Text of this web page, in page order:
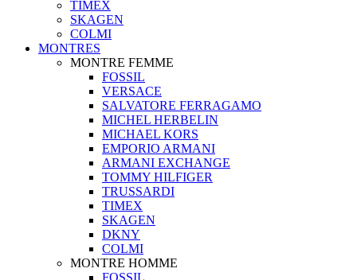
TIMEX
SKAGEN
COLMI
MONTRES
MONTRE FEMME
FOSSIL
VERSACE
SALVATORE FERRAGAMO
MICHEL HERBELIN
MICHAEL KORS
EMPORIO ARMANI
ARMANI EXCHANGE
TOMMY HILFIGER
TRUSSARDI
TIMEX
SKAGEN
DKNY
COLMI
MONTRE HOMME
FOSSIL